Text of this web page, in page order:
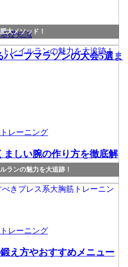
大メソッド！
ランの魅力を大追跡！
基礎知識
ハーフマラソンの大会5選ま
トレーニング
ましい腕の作り方を徹底解
トレーニング
え方やおすすめメニュー